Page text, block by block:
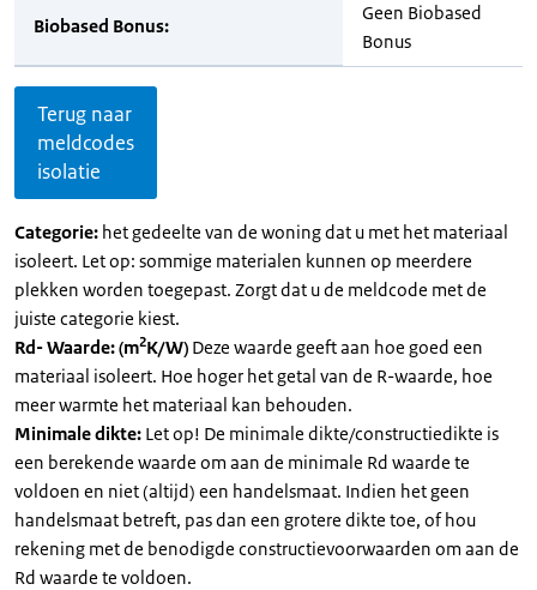
Biobased Bonus:
Geen Biobased
Bonus
Terug naar
meldcodes
isolatie
Categorie: het gedeelte van de woning dat u met het materiaal
isoleert. Let op: sommige materialen kunnen op meerdere
plekken worden toegepast. Zorgt dat u de meldcode met de
juiste categorie kiest.
Rd- Waarde: (m2K/W) Deze waarde geeft aan hoe goed een
materiaal isoleert. Hoe hoger het getal van de R-waarde, hoe
meer warmte het materiaal kan behouden.
Minimale dikte: Let op! De minimale dikte/constructiedikte is
een berekende waarde om aan de minimale Rd waarde te
voldoen en niet (altijd) een handelsmaat. Indien het geen
handelsmaat betreft, pas dan een grotere dikte toe, of hou
rekening met de benodigde constructievoorwaarden om aan de
Rd waarde te voldoen.